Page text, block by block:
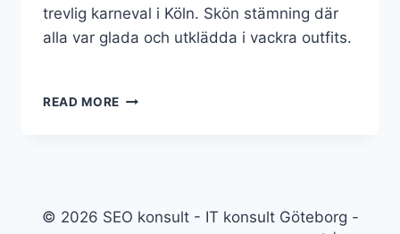
trevlig karneval i Köln. Skön stämning där
alla var glada och utklädda i vackra outfits.
READ MORE
© 2026 SEO konsult - IT konsult Göteborg -